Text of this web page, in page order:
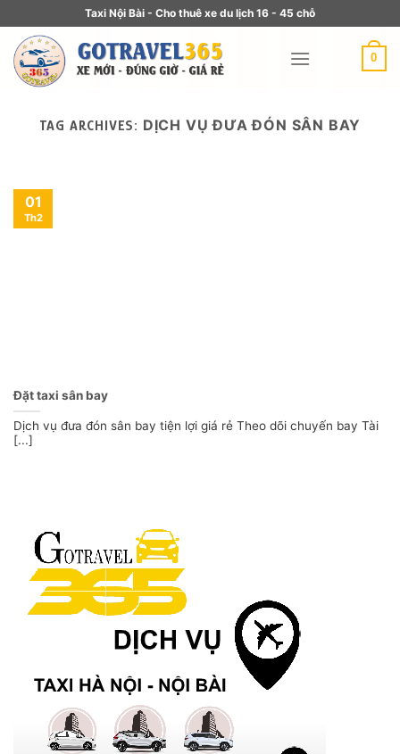
Taxi Nội Bài - Cho thuê xe du lịch 16 - 45 chỗ
0
TAG ARCHIVES: DỊCH VỤ ĐƯA ĐÓN SÂN BAY
Đặt taxi sân bay
Dịch vụ đưa đón sân bay tiện lợi giá rẻ Theo dõi chuyến bay Tài
[...]
01
Th2